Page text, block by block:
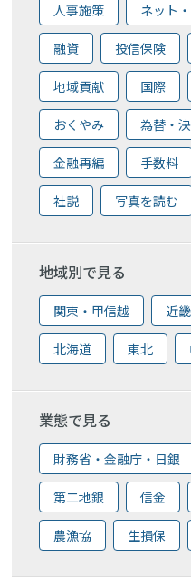
人事施策 ネット
融資 投信保険
地域貢献 国際
おくやみ 為替・
金融再編 手数料
社説 写真を読む
地域別で見る
関東・甲信越 近畿
北海道 東北
業態で見る
財務省・金融庁・日銀
第二地銀 信金
農漁協 生損保